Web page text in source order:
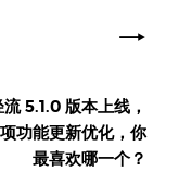
5.1.0 版本上线，
功能更新优化，你
最喜欢哪一个？